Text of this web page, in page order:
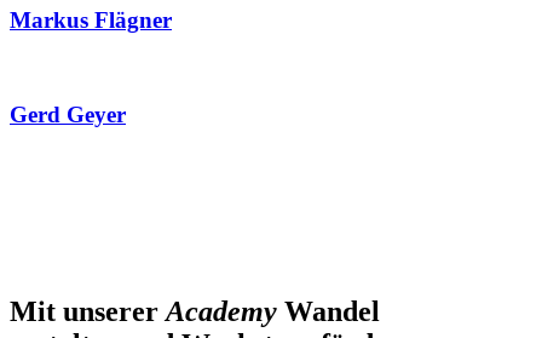
Markus Flägner
Gerd Geyer
Mit unserer Academy Wandel